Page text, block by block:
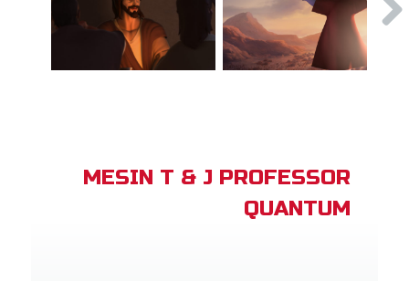
MESIN T & J PROFESSOR
QUANTUM